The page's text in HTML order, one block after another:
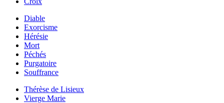
Diable
Exorcisme
Hérésie
Mort
Péchés
Purgatoire
Souffrance
Thérèse de Lisieux
Vierge Marie